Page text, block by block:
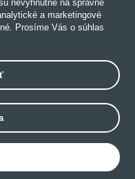
direct • Channel manager •
nevyhnutné na správne
a marketingové
Prosíme Vás o súhlas